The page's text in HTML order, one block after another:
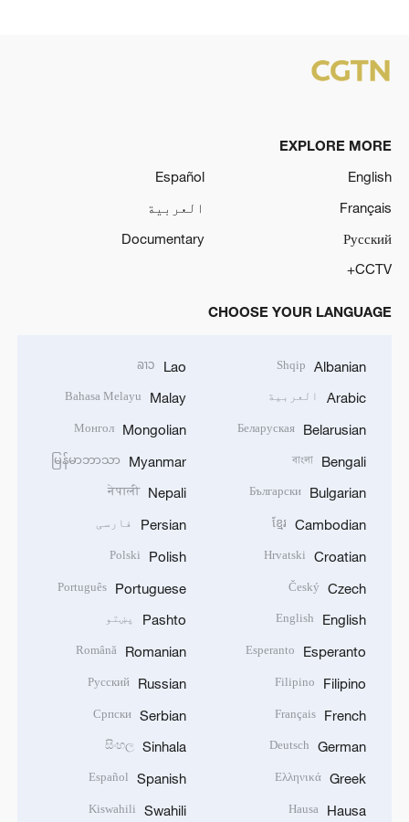
EXPLORE MORE
English
Español
Français
العربية
Русский
Documentary
CCTV+
CHOOSE YOUR LANGUAGE
Albanian
Shqip
Arabic العربية
Belarusian
Беларуская
Bengali
বাংলা
Bulgarian
Български
Cambodian
ខ្មែរ
Croatian
Hrvatski
Czech
Český
English
English
Esperanto
Esperanto
Filipino
Filipino
French
Français
German
Deutsch
Greek
Ελληνικά
Hausa
Hausa
Lao
ລາວ
Malay
Bahasa Melayu
Mongolian
Монгол
Myanmar
မြန်မာဘာသာ
Nepali
नेपाली
Persian فارسی
Polish
Polski
Portuguese
Português
Pashto پښتو
Romanian
Română
Russian
Русский
Serbian
Српски
Sinhala
සිංහල
Spanish
Español
Swahili
Kiswahili